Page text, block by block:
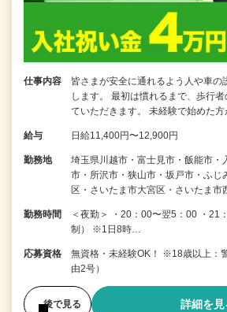
仕事内容
皆さまが安全に通れるよう人や車の
します。 最初は慣れるまで、歩行
ていただきます。 未経験で始めた方
給与 日給11,400円〜12,900円
勤務地
埼玉県川越市・富士見市・飯能市・
市・所沢市・狭山市・坂戸市・ふじ
区・さいたま市大宮区・さいたま市
勤務時間
＜夜勤＞ ・20：00〜翌5：00 ・21
制） ※1日8時…
応募資格
無資格・未経験OK！ ※18歳以上：
由2号）
後で見る 詳細を見